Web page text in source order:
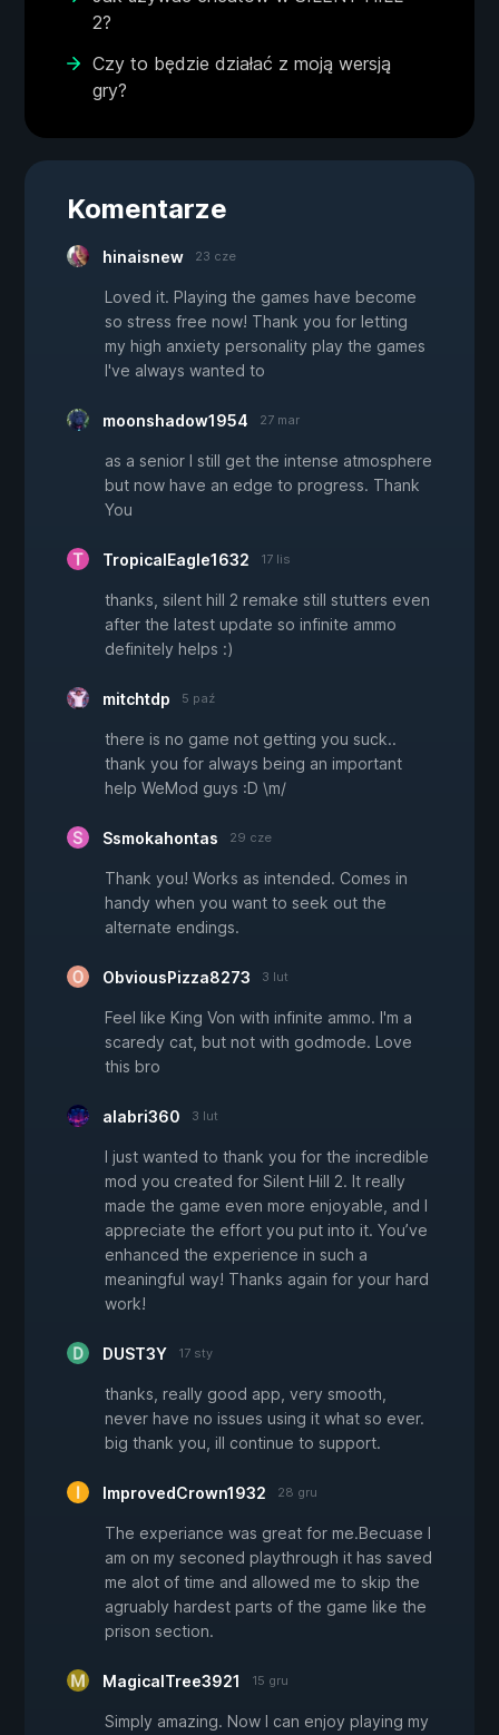
2?
Czy to będzie działać z moją wersją
gry?
Komentarze
hinaisnew 23 cze
Loved it. Playing the games have become
so stress free now! Thank you for letting
my high anxiety personality play the games
I've always wanted to
moonshadow1954 27 mar
as a senior I still get the intense atmosphere
but now have an edge to progress. Thank
You
TropicalEagle1632 17 lis
thanks, silent hill 2 remake still stutters even
after the latest update so infinite ammo
definitely helps :)
mitchtdp 5 paź
there is no game not getting you suck..
thank you for always being an important
help WeMod guys :D \m/
Ssmokahontas 29 cze
Thank you! Works as intended. Comes in
handy when you want to seek out the
alternate endings.
ObviousPizza8273 3 lut
Feel like King Von with infinite ammo. I'm a
scaredy cat, but not with godmode. Love
this bro
alabri360 3 lut
I just wanted to thank you for the incredible
mod you created for Silent Hill 2. It really
made the game even more enjoyable, and I
appreciate the effort you put into it. You’ve
enhanced the experience in such a
meaningful way! Thanks again for your hard
work!
DUST3Y 17 sty
thanks, really good app, very smooth,
never have no issues using it what so ever.
big thank you, ill continue to support.
ImprovedCrown1932 28 gru
The experiance was great for me.Becuase I
am on my seconed playthrough it has saved
me alot of time and allowed me to skip the
agruably hardest parts of the game like the
prison section.
MagicalTree3921 15 gru
Simply amazing. Now I can enjoy playing my